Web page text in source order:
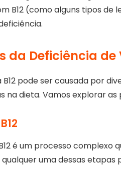
B12 (como alguns tipos de
da Deficiência de
pode ser causada por
na dieta. Vamos explorar as
é um processo complexo
uma dessas etapas